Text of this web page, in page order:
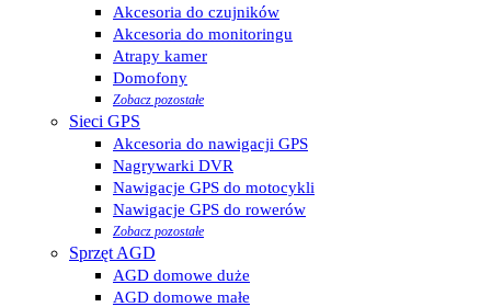
Akcesoria do czujników
Akcesoria do monitoringu
Atrapy kamer
Domofony
Zobacz pozostałe
Sieci GPS
Akcesoria do nawigacji GPS
Nagrywarki DVR
Nawigacje GPS do motocykli
Nawigacje GPS do rowerów
Zobacz pozostałe
Sprzęt AGD
AGD domowe duże
AGD domowe małe